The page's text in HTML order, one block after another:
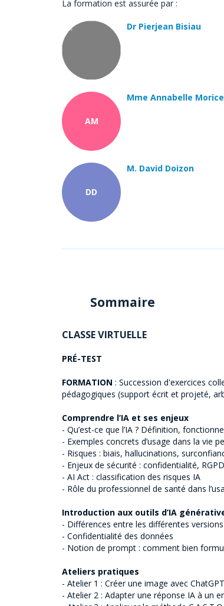
La formation est assurée par :
Dr Pierjean Bisiau
AM
Mme Annabelle Morice
DD
M. David Doizon
Sommaire
CLASSE VIRTUELLE
PRÉ-TEST
FORMATION : Succession d'exercices
pédagogiques (support écrit et projeté,
Comprendre l’IA et ses enjeux
- Qu’est-ce que l’IA ? Définition,
- Exemples concrets d’usage dans la vie
- Risques : biais, hallucinations,
- Enjeux de sécurité : confidentialité,
- AI Act : classification des risques IA
- Rôle du professionnel de santé dans
Introduction aux outils d’IA
- Différences entre les différentes
- Confidentialité des données
- Notion de prompt : comment bien
Ateliers pratiques
- Atelier 1 : Créer une image avec
- Atelier 2 : Adapter une réponse IA à un